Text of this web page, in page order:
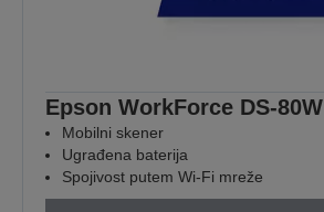
Epson WorkForce DS-80W
Mobilni skener
Ugrađena baterija
Spojivost putem Wi-Fi mreže